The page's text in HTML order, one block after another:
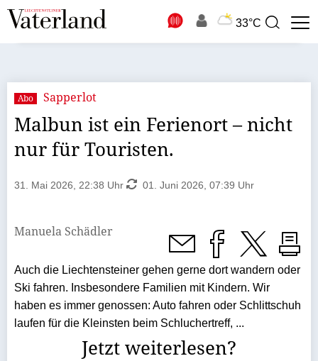
33°C
Suchbegriff
Suche
Abo Sapperlot
Malbun ist ein Ferienort – nicht
nur für Touristen.
31. Mai 2026, 22:38 Uhr 01. Juni 2026, 07:39 Uhr
Manuela Schädler
Auch die Liechtensteiner gehen gerne dort wandern oder
Ski fahren. Insbesondere Familien mit Kindern. Wir
haben es immer genossen: Auto fahren oder Schlittschuh
laufen für die Kleinsten beim Schluchertreff, ...
Jetzt weiterlesen?